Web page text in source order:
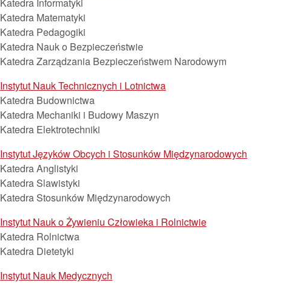
Katedra Matematyki
Katedra Pedagogiki
Katedra Nauk o Bezpieczeństwie
Katedra Zarządzania Bezpieczeństwem Narodowym
Instytut Nauk Technicznych i Lotnictwa
Katedra Budownictwa
Katedra Mechaniki i Budowy Maszyn
Katedra Elektrotechniki
Instytut Języków Obcych i Stosunków Międzynarodowych
Katedra Anglistyki
Katedra Slawistyki
Katedra Stosunków Międzynarodowych
Instytut Nauk o Żywieniu Człowieka i Rolnictwie
Katedra Rolnictwa
Katedra Dietetyki
Instytut Nauk Medycznych